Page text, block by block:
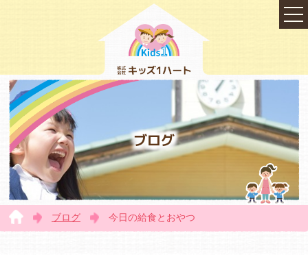
TOP
ブログ
ブログ 今日の給食とおやつ